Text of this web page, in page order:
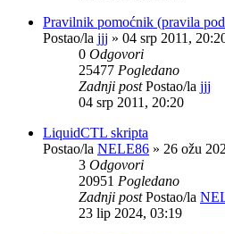
Pravilnik pomoćnik (pravila
Postao/la jjj » 04 srp 2011,
0 Odgovori
25477 Pogledano
Zadnji postPostao/la jjj
04 srp 2011, 20:20
LiquidCTL skripta
Postao/la NELE86 » 26 ožu
3 Odgovori
20951 Pogledano
Zadnji postPostao/la
23 lip 2024, 03:19